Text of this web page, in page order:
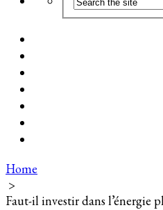
Home
>
Faut-il investir dans l’énergie